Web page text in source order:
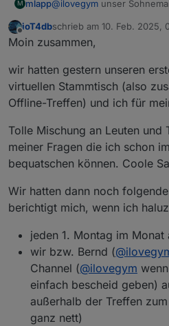
M mlapp@ilovegym unser
sicher auch mal ne Zeit
bis 18 Uhr. Bin gespannt,
Offline
ioT4dbschrieb am 10. Feb. 2025,
zuletzt editiert von
Moin zusammen,
wir hatten gestern unseren
virtuellen Stammtisch (also
Offline-Treffen) und ich für
Tolle Mischung an Leuten und
meiner Fragen die ich schon
bequatschen können. Coole
Wir hatten dann noch
berichtigt mich, wenn ich
jeden 1. Montag im
wir bzw. Bernd (@
Channel (@ilovegym
einfach bescheid geben)
außerhalb der Treffen
ganz nett)